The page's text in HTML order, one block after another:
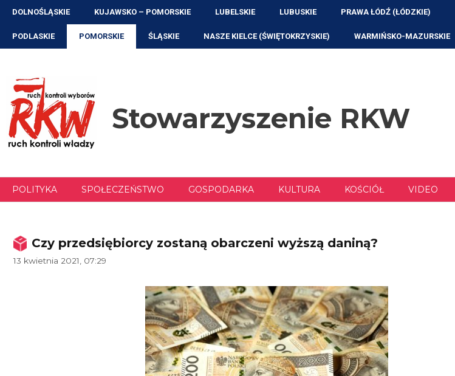
Przejdź
treści
DOLNOŚLĄSKIE KUJAWSKO – POMORSKIE LUBELSKIE LUBUSKIE PRAWA ŁÓDŹ (ŁÓDZKIE)
PODLASKIE POMORSKIE ŚLĄSKIE NASZE KIELCE (ŚWIĘTOKRZYSKIE) WARMIŃSKO-MAZURSKIE
Stowarzyszenie RKW
POLITYKA SPOŁECZEŃSTWO GOSPODARKA KULTURA KOŚCIÓŁ VIDEO
Czy przedsiębiorcy zostaną obarczeni wyższą daniną?
13 kwietnia 2021, 07:29